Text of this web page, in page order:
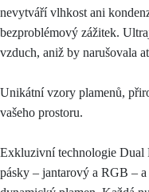
nevytváří vlhkost ani
bezproblémový zážitek.
vzduch, aniž by narušovala
Unikátní vzory plamenů,
vašeho prostoru.
Exkluzivní technologie Dual
pásky – jantarový a RGB –